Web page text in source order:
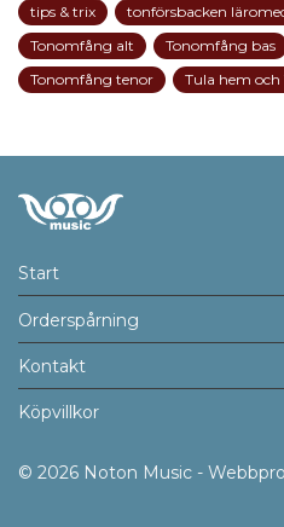
tips & trix
tonförsbacken
Tonomfång alt
Tonomfång bas
Tonomfång tenor
Tula hem och
Start
Orderspårning
Kontakt
Köpvillkor
© 2026 Noton Music -